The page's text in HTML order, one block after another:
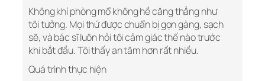
Không khí phòng mổ không hề căng thẳng như
tôi tưởng. Mọi thứ được chuẩn bị gọn gàng, sạch
sẽ, và bác sĩ luôn hỏi tôi cảm giác thế nào trước
khi bắt đầu. Tôi thấy an tâm hơn rất nhiều.
Quá trình thực hiện